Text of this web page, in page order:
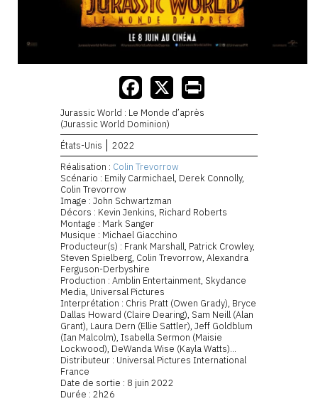
Jurassic World : Le Monde d’après
(Jurassic World Dominion)
États-Unis
2022
Réalisation : Colin Trevorrow
Scénario : Emily Carmichael, Derek Connolly,
Colin Trevorrow
Image : John Schwartzman
Décors : Kevin Jenkins, Richard Roberts
Montage : Mark Sanger
Musique : Michael Giacchino
Producteur(s) : Frank Marshall, Patrick Crowley,
Steven Spielberg, Colin Trevorrow, Alexandra
Ferguson-Derbyshire
Production : Amblin Entertainment, Skydance
Media, Universal Pictures
Interprétation : Chris Pratt (Owen Grady), Bryce
Dallas Howard (Claire Dearing), Sam Neill (Alan
Grant), Laura Dern (Ellie Sattler), Jeff Goldblum
(Ian Malcolm), Isabella Sermon (Maisie
Lockwood), DeWanda Wise (Kayla Watts)...
Distributeur : Universal Pictures International
France
Date de sortie : 8 juin 2022
Durée : 2h26